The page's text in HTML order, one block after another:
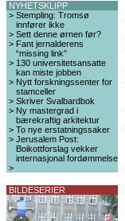
NYHETSKLIPP
> Stempling: Tromsø
innfører ikke
> Sett denne ørnen før?
> Fant jernalderens
“missing link”
> 130 universitetsansatte
kan miste jobben
> Nytt forskningssenter for
stamceller
> Skriver Svalbardbok
> Ny mastergrad i
bærekraftig arkitektur
> To nye erstatningssaker
> Jerusalem Post:
Boikottforslag vekker
internasjonal fordømmelse
>
BILDESERIER